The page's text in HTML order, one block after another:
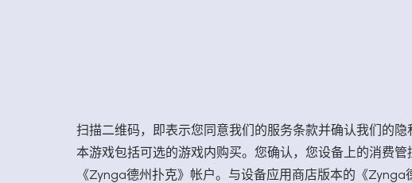
扫描二维码，即表示您同意我们的服务条款并确认我们的隐
本游戏包括可选的游戏内购买。您确认，您设备上的消费
《Zynga德州扑克》帐户。与设备应用商店版本的《